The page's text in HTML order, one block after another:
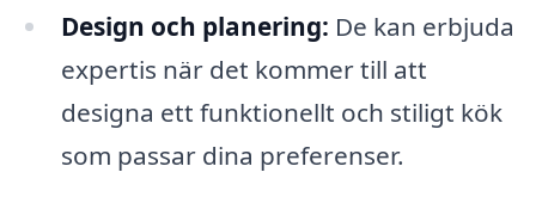
Design och planering: De kan erbjuda
expertis när det kommer till att
designa ett funktionellt och stiligt kök
som passar dina preferenser.